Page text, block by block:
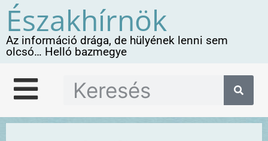
Északhírnök
Az információ drága, de hülyének lenni sem
olcsó… Helló bazmegye